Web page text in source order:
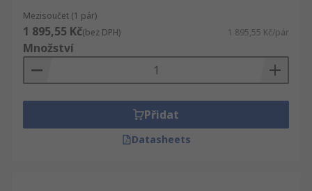
Mezisoučet (1 pár)
1 895,55 Kč(bez DPH) 1 895,55 Kč/pár
Množství
Přidat
Datasheets